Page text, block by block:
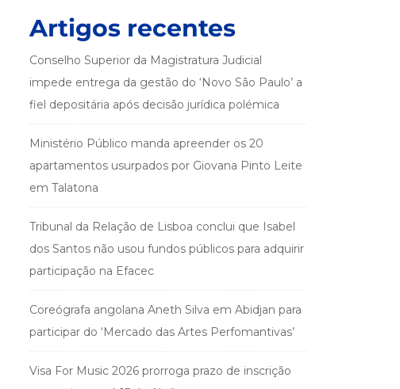
Artigos recentes
Conselho Superior da Magistratura Judicial
impede entrega da gestão do ‘Novo São Paulo’ a
fiel depositária após decisão jurídica polémica
Ministério Público manda apreender os 20
apartamentos usurpados por Giovana Pinto Leite
em Talatona
Tribunal da Relação de Lisboa conclui que Isabel
dos Santos não usou fundos públicos para adquirir
participação na Efacec
Coreógrafa angolana Aneth Silva em Abidjan para
participar do ‘Mercado das Artes Perfomantivas’
Visa For Music 2026 prorroga prazo de inscrição